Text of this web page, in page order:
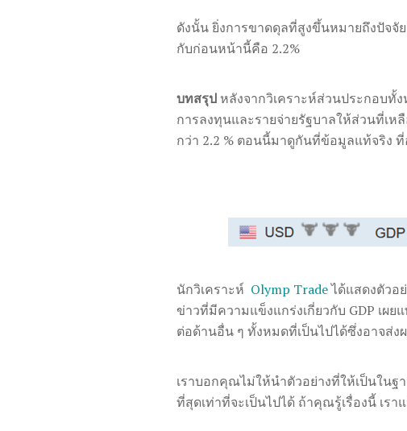
ดังนั้น ยิ่งการขาดดุลที่สูงขึ้นหมายถึงปัจจั
กับก่อนหน้านี้คือ 2.2%
บทสรุป หลังจากวิเคราะห์ส่วนประกอบทั้
การลงทุนและรายจ่ายรัฐบาลให้ส่วนที่เห
กว่า 2.2 % ตอนนี้มาดูกันที่ข้อมูลแท้จริง ที่
นักวิเคราะห์ Olymp Tradeได้แสดงตัวอ
ข่าวที่มีความแข็งแกร่งเกี่ยวกับ GDP เ
ต่อด้านอื่น ๆ ทั้งหมดที่เป็นไปได้ซึ่งอาจส่
เราบอกคุณไม่ให้นำตัวอย่างที่ให้เป็นใน
ที่สุดเท่าที่จะเป็นไปได้ ถ้าคุณรู้เรื่องนี้ เร